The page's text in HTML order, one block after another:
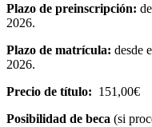
Plazo de preinscripción:
2026.
Plazo de matrícula: desde
2026.
Precio de título: 151,00€
Posibilidad de beca (si